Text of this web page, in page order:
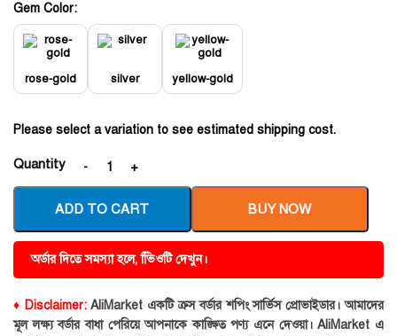
Gem Color:
rose-gold silver yellow-gold
Please select a variation to see estimated shipping cost.
Quantity
ADD TO CART BUY NOW
অর্ডার দিতে সমস্যা হলে, ভিিওটি দেখুন।
♦ Disclaimer:AliMarket একটি ক্রস বর্ডার শপিং সার্ভিস প্রোভাইডার। আমাদের
মূল লক্ষ্য বর্ডার বাধা পেরিয়ে আপনাকে কাঙ্ক্ষিত পণ্য এনে দেওয়া। AliMarket এ